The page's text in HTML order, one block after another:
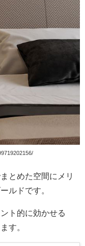
とめた空間にメリ
ルドです。
ト的に効かせる
す。